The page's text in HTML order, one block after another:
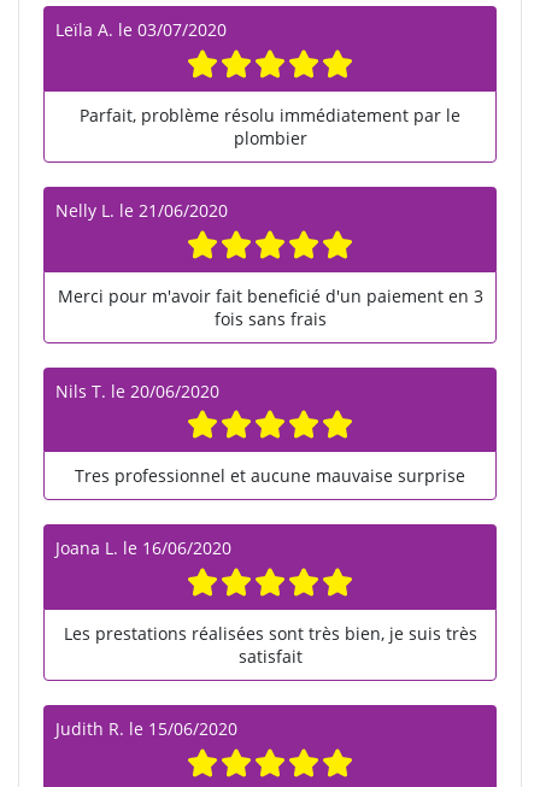
Leïla A. le 03/07/2020
Parfait, problème résolu immédiatement par le
plombier
Nelly L. le 21/06/2020
Merci pour m'avoir fait beneficié d'un paiement en 3
fois sans frais
Nils T. le 20/06/2020
Tres professionnel et aucune mauvaise surprise
Joana L. le 16/06/2020
Les prestations réalisées sont très bien, je suis très
satisfait
Judith R. le 15/06/2020